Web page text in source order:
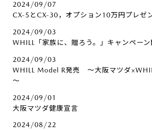
2024/09/07
CX-5とCX-30，オプション10万円プレゼ
2024/09/03
WHILL「家族に、贈ろう。」キャンペーン
2024/09/03
WHILL Model R発売 ～大阪マツダ
～
2024/09/01
大阪マツダ健康宣言
2024/08/22